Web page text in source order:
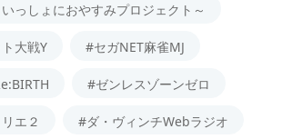
っしょにおやすみプロジェクト～
大戦Y #セガNET麻雀MJ
#ゼンレスゾーンゼロ
エ２ #ダ・ヴィンチWebラジオ